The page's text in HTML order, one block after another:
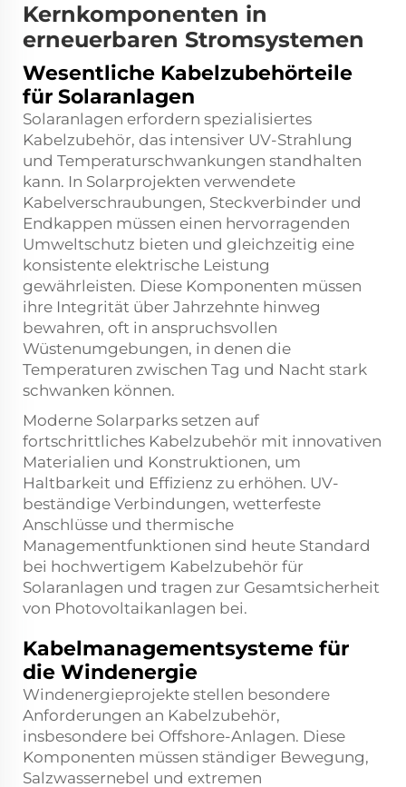
Kernkomponenten in
erneuerbaren Stromsystemen
Wesentliche Kabelzubehörteile
für Solaranlagen
Solaranlagen erfordern spezialisiertes
Kabelzubehör, das intensiver UV-Strahlung
und Temperaturschwankungen standhalten
kann. In Solarprojekten verwendete
Kabelverschraubungen, Steckverbinder und
Endkappen müssen einen hervorragenden
Umweltschutz bieten und gleichzeitig eine
konsistente elektrische Leistung
gewährleisten. Diese Komponenten müssen
ihre Integrität über Jahrzehnte hinweg
bewahren, oft in anspruchsvollen
Wüstenumgebungen, in denen die
Temperaturen zwischen Tag und Nacht stark
schwanken können.
Moderne Solarparks setzen auf
fortschrittliches Kabelzubehör mit innovativen
Materialien und Konstruktionen, um
Haltbarkeit und Effizienz zu erhöhen. UV-
beständige Verbindungen, wetterfeste
Anschlüsse und thermische
Managementfunktionen sind heute Standard
bei hochwertigem Kabelzubehör für
Solaranlagen und tragen zur Gesamtsicherheit
von Photovoltaikanlagen bei.
Kabelmanagementsysteme für
die Windenergie
Windenergieprojekte stellen besondere
Anforderungen an Kabelzubehör,
insbesondere bei Offshore-Anlagen. Diese
Komponenten müssen ständiger Bewegung,
Salzwassernebel und extremen